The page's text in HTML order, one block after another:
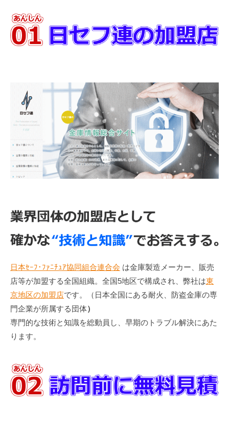
日本ｾｰﾌ･ﾌｧﾆﾁｭｱ協同組合連合会 は金庫製造メーカー、販売
店等が加盟する全国組織。全国5地区で構成され、弊社は東
京地区の加盟店です。（日本全国にある耐火、防盗金庫の専
門企業が所属する団体）
専門的な技術と知識を総動員し、早期のトラブル解決にあた
ります。